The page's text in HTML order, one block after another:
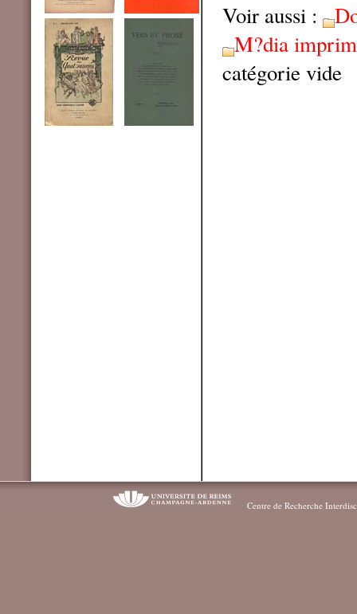
Voir aussi :
M?dia imprim
catégorie vide
Centre de Recherche